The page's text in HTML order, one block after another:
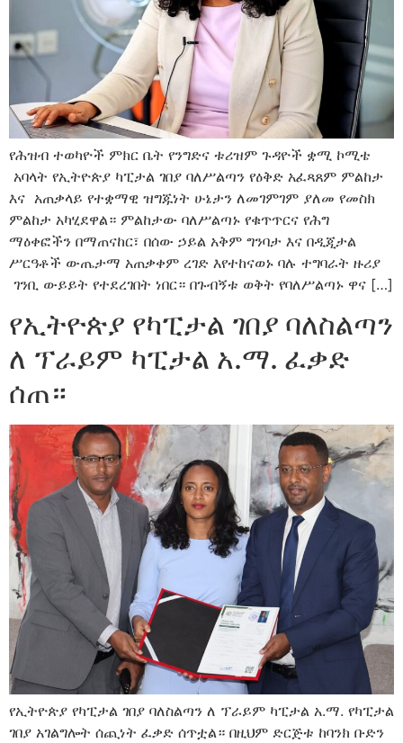
የሕዝብ ተወካዮች ምክር ቤት የንግድና ቱሪዝም ጉዳዮች ቋሚ ኮሚቴ
አባላት የኢትዮጵያ ካፒታል ገበያ ባለሥልጣን የዕቅድ አፈጻጸም ምልከታ
እና አጠቃላይ የተቋማዊ ዝግጁነት ሁኔታን ለመገምገም ያለመ የመስክ
ምልከታ አካሂደዋል። ምልከታው ባለሥልጣኑ የቁጥጥርና የሕግ
ማዕቀፎችን በማጠናከር፣ በሰው ኃይል አቅም ግንባታ እና በዲጂታል
ሥርዓቶች ውጤታማ አጠቃቀም ረገድ እየተከናወኑ ባሉ ተግባራት ዙሪያ
ገንቢ ውይይት የተደረገበት ነበር። በጉብኝቱ ወቅት የባለሥልጣኑ ዋና […]
የኢትዮጵያ የካፒታል ገበያ ባለስልጣን
ለ ፕራይም ካፒታል አ.ማ. ፈቃድ
ሰጠ።
የኢትዮጵያ የካፒታል ገበያ ባለስልጣን ለ ፕራይም ካፒታል አ.ማ. የካፒታል
ገበያ አገልግሎት ሰጪነት ፈቃድ ሰጥቷል። በዚህም ድርጅቱ ከባንክ ቡድን